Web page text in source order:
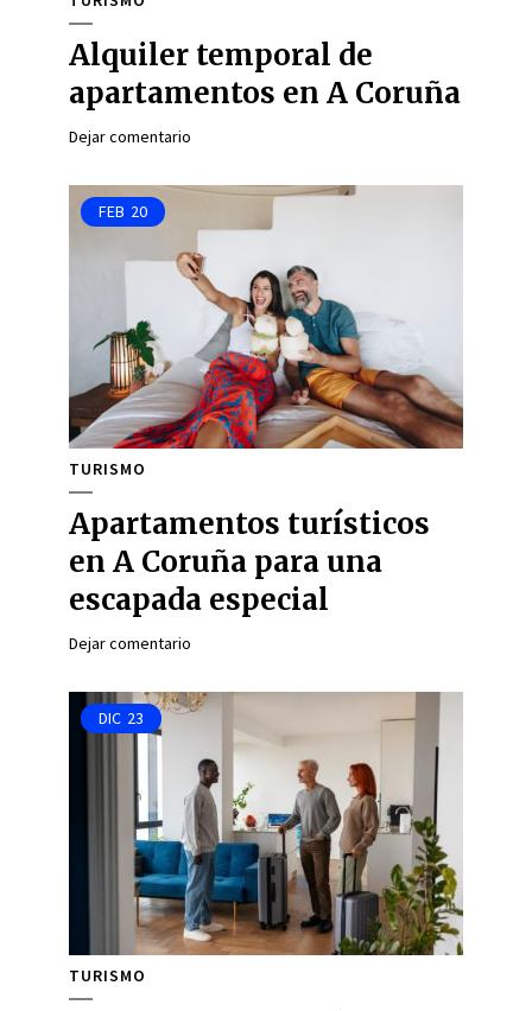
Alquiler temporal de
apartamentos en A Coruña
Dejar comentario
FEB 20
TURISMO
Apartamentos turísticos
en A Coruña para una
escapada especial
Dejar comentario
DIC 23
TURISMO